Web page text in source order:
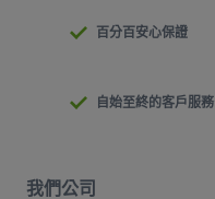
百分百安心保證
自始至終的客戶服務
我們公司